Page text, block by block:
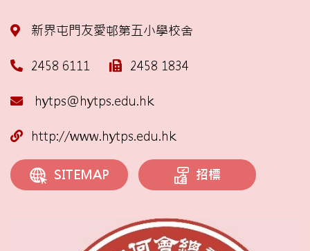
新界屯門友愛邨第五小學校舍
2458 6111 2458 1834
hytps@hytps.edu.hk
http://www.hytps.edu.hk
SITEMAP 招標